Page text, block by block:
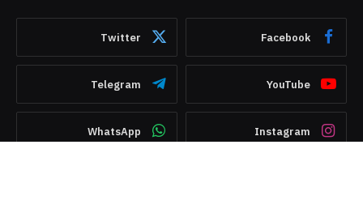
Facebook
Twitter
YouTube
Telegram
Instagram
WhatsApp